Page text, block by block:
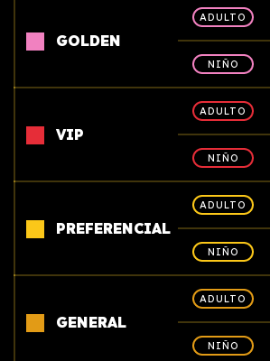
GOLDEN
ADULTO
NIÑO
VIP
ADULTO
NIÑO
PREFERENCIAL
ADULTO
NIÑO
GENERAL
ADULTO
NIÑO